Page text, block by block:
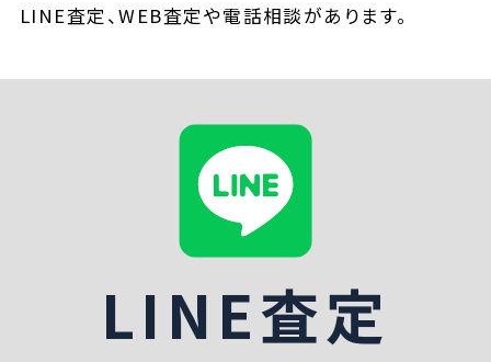
LINE査定、WEB査定や電話相談があります。
LINE査定